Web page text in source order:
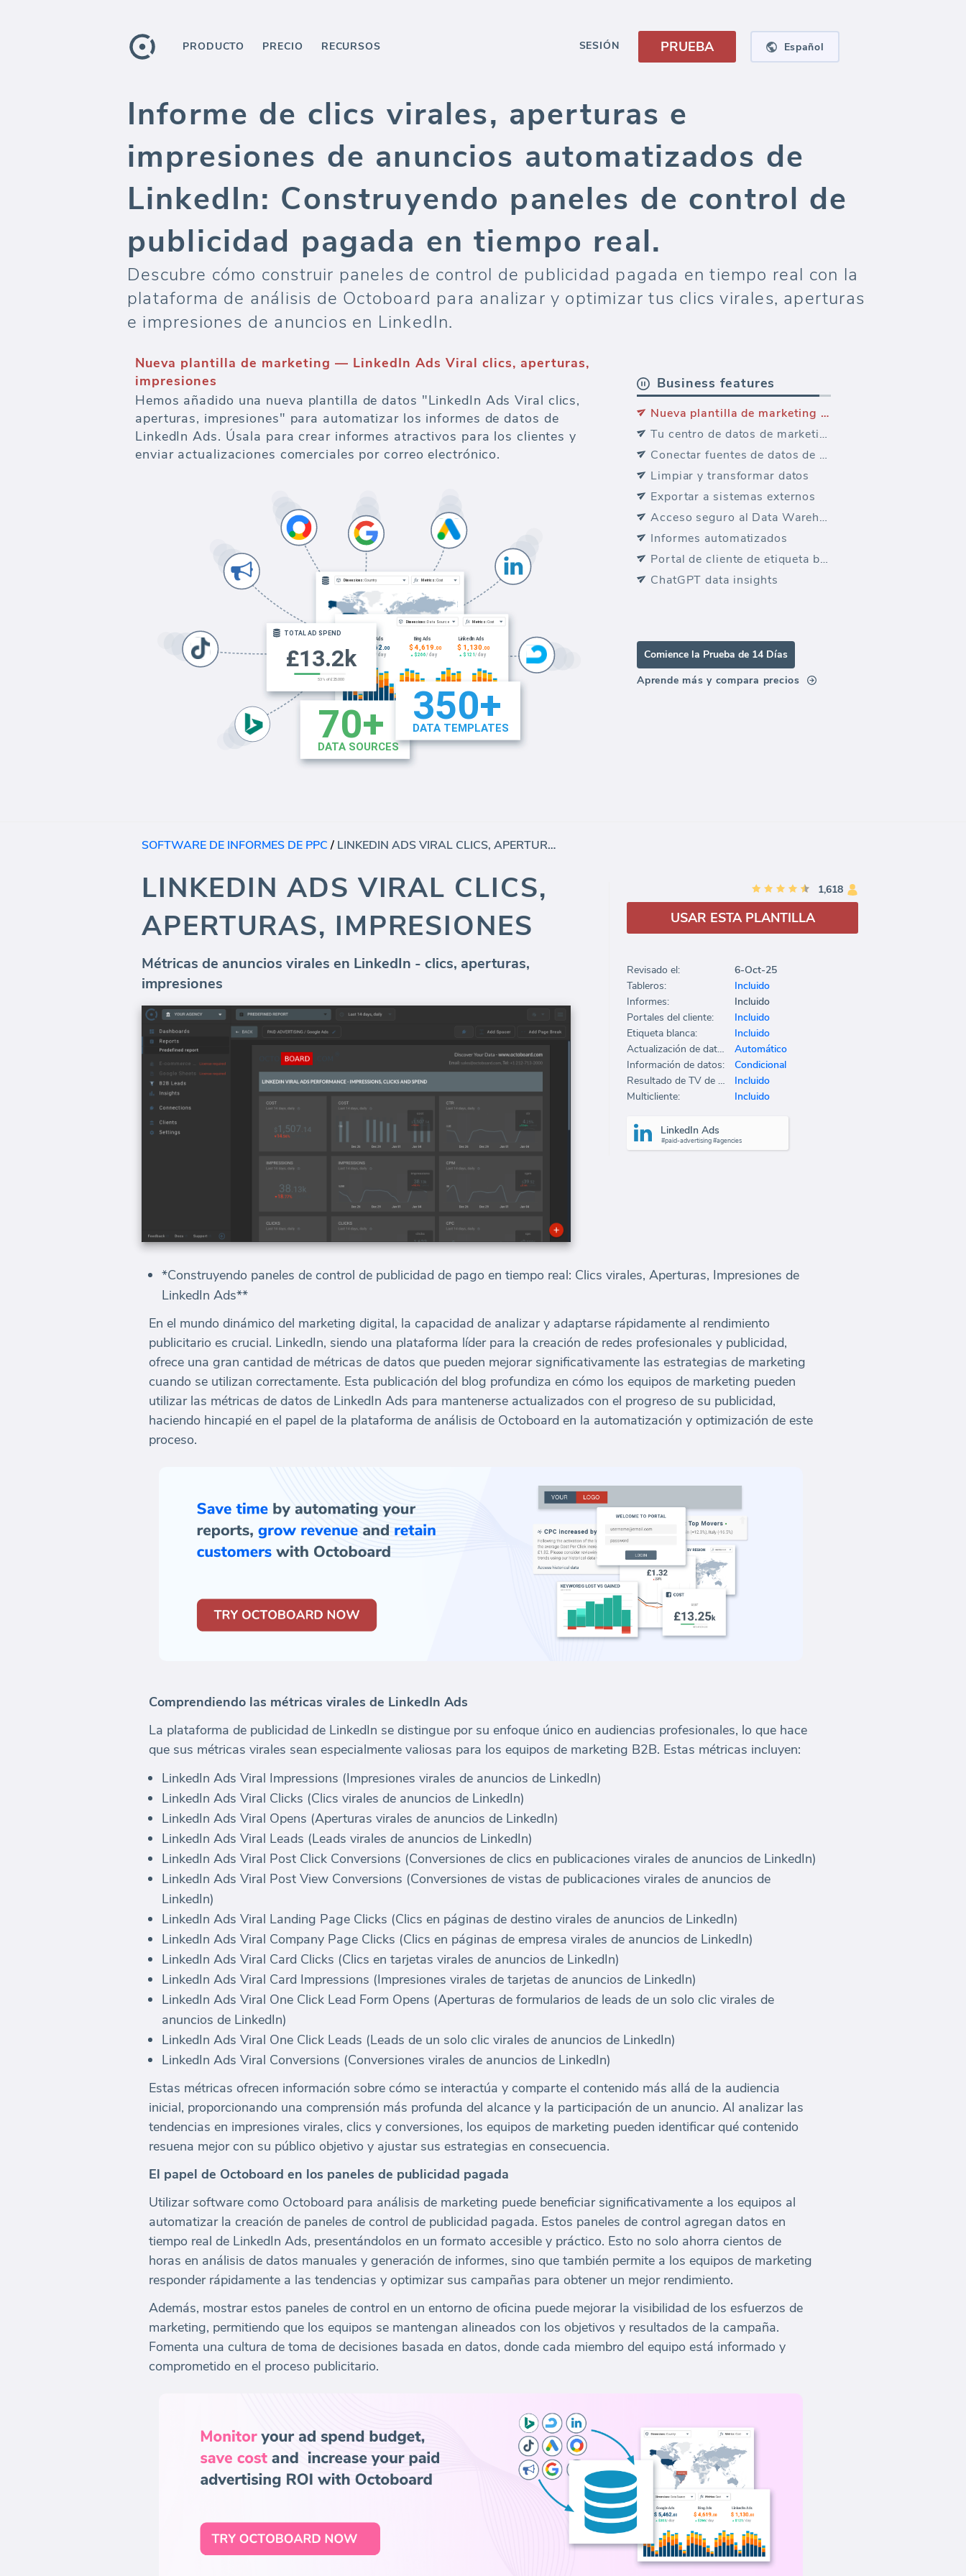
PRODUCTO PRECIO RECURSOS SESIÓN PRUEBA Español
Informe de clics virales, aperturas e
impresiones de anuncios automatizados de
LinkedIn: Construyendo paneles de control de
publicidad pagada en tiempo real.
Descubre cómo construir paneles de control de publicidad pagada en tiempo real con la
plataforma de análisis de Octoboard para analizar y optimizar tus clics virales, aperturas
e impresiones de anuncios en LinkedIn.
Nueva plantilla de marketing — LinkedIn Ads Viral clics, aperturas,
impresiones
Hemos añadido una nueva plantilla de datos "LinkedIn Ads Viral clics,
aperturas, impresiones" para automatizar los informes de datos de
LinkedIn Ads. Úsala para crear informes atractivos para los clientes y
enviar actualizaciones comerciales por correo electrónico.
Business features
Nueva plantilla de marketing — LinkedIn Ads Viral clics, aperturas, impresiones
Tu centro de datos de marketing
Conectar fuentes de datos de PPC
Limpiar y transformar datos
Exportar a sistemas externos
Acceso seguro al Data Warehouse
Informes automatizados
Portal de cliente de etiqueta blanca
ChatGPT data insights
Comience la Prueba de 14 Días
Aprende más y compara precios
SOFTWARE DE INFORMES DE PPC/ LINKEDIN ADS VIRAL CLICS, APERTURAS, IMPRESIONES
LINKEDIN ADS VIRAL CLICS,
APERTURAS, IMPRESIONES
Métricas de anuncios virales en LinkedIn - clics, aperturas,
impresiones
*Construyendo paneles de control de publicidad de pago en tiempo real: Clics virales, Aperturas, Impresiones de
LinkedIn Ads**
En el mundo dinámico del marketing digital, la capacidad de analizar y adaptarse rápidamente al rendimiento
publicitario es crucial. LinkedIn, siendo una plataforma líder para la creación de redes profesionales y publicidad,
ofrece una gran cantidad de métricas de datos que pueden mejorar significativamente las estrategias de marketing
cuando se utilizan correctamente. Esta publicación del blog profundiza en cómo los equipos de marketing pueden
utilizar las métricas de datos de LinkedIn Ads para mantenerse actualizados con el progreso de su publicidad,
haciendo hincapié en el papel de la plataforma de análisis de Octoboard en la automatización y optimización de este
proceso.
Comprendiendo las métricas virales de LinkedIn Ads
La plataforma de publicidad de LinkedIn se distingue por su enfoque único en audiencias profesionales, lo que hace
que sus métricas virales sean especialmente valiosas para los equipos de marketing B2B. Estas métricas incluyen:
LinkedIn Ads Viral Impressions (Impresiones virales de anuncios de LinkedIn)
LinkedIn Ads Viral Clicks (Clics virales de anuncios de LinkedIn)
LinkedIn Ads Viral Opens (Aperturas virales de anuncios de LinkedIn)
LinkedIn Ads Viral Leads (Leads virales de anuncios de LinkedIn)
LinkedIn Ads Viral Post Click Conversions (Conversiones de clics en publicaciones virales de anuncios de LinkedIn)
LinkedIn Ads Viral Post View Conversions (Conversiones de vistas de publicaciones virales de anuncios de
LinkedIn)
LinkedIn Ads Viral Landing Page Clicks (Clics en páginas de destino virales de anuncios de LinkedIn)
LinkedIn Ads Viral Company Page Clicks (Clics en páginas de empresa virales de anuncios de LinkedIn)
LinkedIn Ads Viral Card Clicks (Clics en tarjetas virales de anuncios de LinkedIn)
LinkedIn Ads Viral Card Impressions (Impresiones virales de tarjetas de anuncios de LinkedIn)
LinkedIn Ads Viral One Click Lead Form Opens (Aperturas de formularios de leads de un solo clic virales de
anuncios de LinkedIn)
LinkedIn Ads Viral One Click Leads (Leads de un solo clic virales de anuncios de LinkedIn)
LinkedIn Ads Viral Conversions (Conversiones virales de anuncios de LinkedIn)
Estas métricas ofrecen información sobre cómo se interactúa y comparte el contenido más allá de la audiencia
inicial, proporcionando una comprensión más profunda del alcance y la participación de un anuncio. Al analizar las
tendencias en impresiones virales, clics y conversiones, los equipos de marketing pueden identificar qué contenido
resuena mejor con su público objetivo y ajustar sus estrategias en consecuencia.
El papel de Octoboard en los paneles de publicidad pagada
Utilizar software como Octoboard para análisis de marketing puede beneficiar significativamente a los equipos al
automatizar la creación de paneles de control de publicidad pagada. Estos paneles de control agregan datos en
tiempo real de LinkedIn Ads, presentándolos en un formato accesible y práctico. Esto no solo ahorra cientos de
horas en análisis de datos manuales y generación de informes, sino que también permite a los equipos de marketing
responder rápidamente a las tendencias y optimizar sus campañas para obtener un mejor rendimiento.
Además, mostrar estos paneles de control en un entorno de oficina puede mejorar la visibilidad de los esfuerzos de
marketing, permitiendo que los equipos se mantengan alineados con los objetivos y resultados de la campaña.
Fomenta una cultura de toma de decisiones basada en datos, donde cada miembro del equipo está informado y
comprometido en el proceso publicitario.
1,618
USAR ESTA PLANTILLA
Revisado el:
6-Oct-25
Tableros:
Incluido
Informes:
Incluido
Portales del cliente:
Incluido
Etiqueta blanca:
Incluido
Actualización de datos:
Automático
Información de datos:
Condicional
Resultado de TV de oficina:
Incluido
Multicliente:
Incluido
LinkedIn Ads
#paid-advertising #agencies